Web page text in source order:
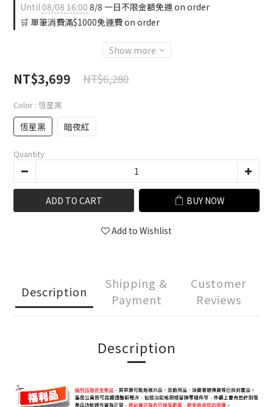
Until08/08 16:00 8/8 一日不限金額免運 on order
🛒 單筆消費滿$1000免運費 on order
Show more
NT$3,699 NT$6,280
Color : 恆星黑
恆星黑 暗夜紅
Quantity
ADD TO CART BUY NOW
Add to Wishlist
Description
Shipping &
Payment
Customer
Reviews
Description